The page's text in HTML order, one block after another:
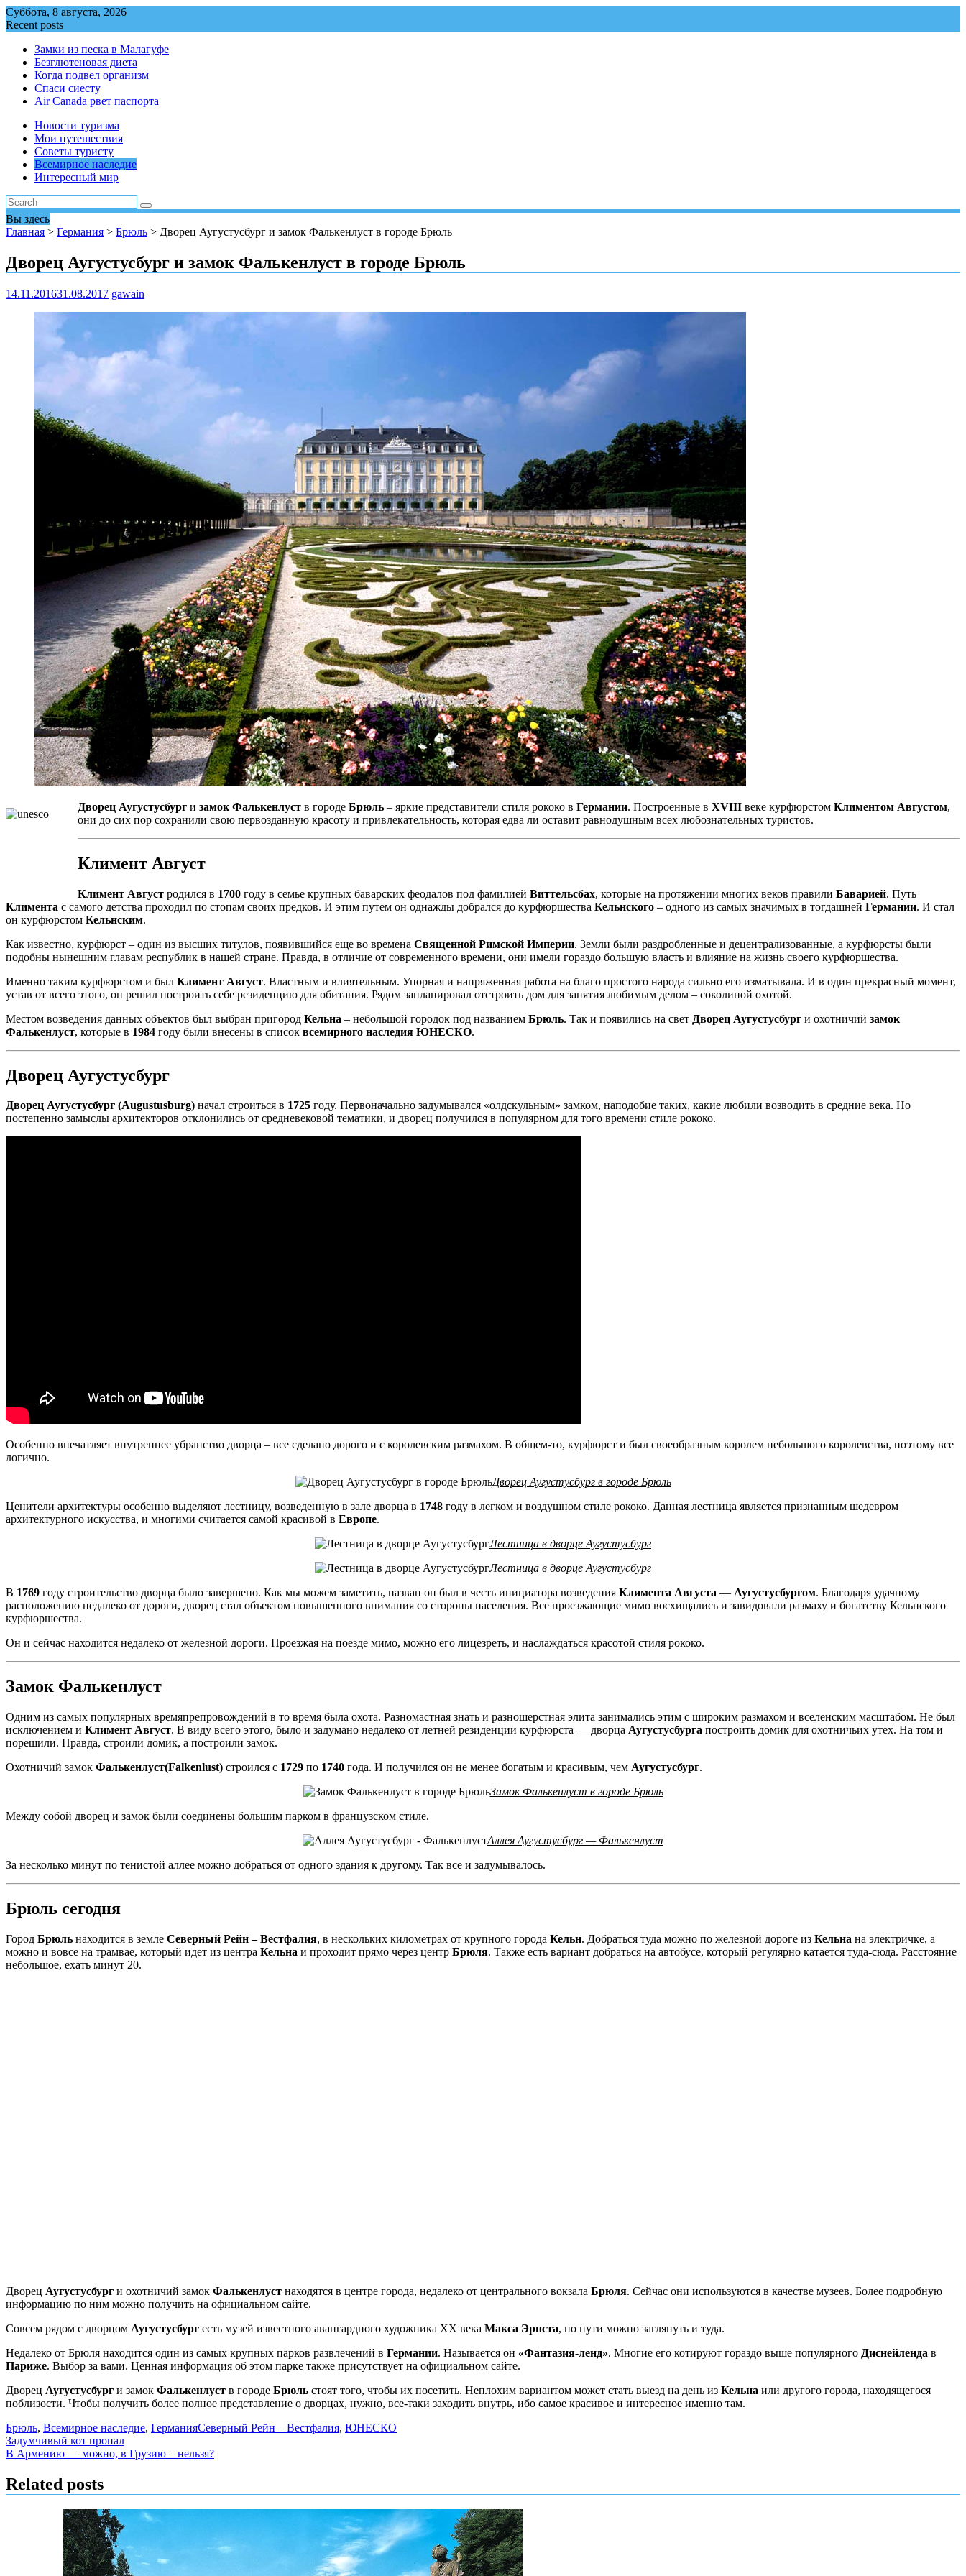
Перейти
к
Суббота, 8 августа, 2026
Recent posts
Замки из песка в Малагуфе
Безглютеновая диета
Когда подвел организм
Спаси сиесту
Air Canada рвет паспорта
Новости туризма
Мои путешествия
Советы туристу
Всемирное наследие
Интересный мир
Вы здесь
Главная > Германия > Брюль > Дворец Аугустусбург и замок Фалькенлуст в городе Брюль
Дворец Аугустусбург и замок Фалькенлуст в городе Брюль
14.11.201631.08.2017 gawain
Дворец Аугустусбург и замок Фалькенлуст в городе Брюль – яркие представители стиля рококо в Германии. Построенные в XVIII веке курфюрстом Климентом Августом,
они до сих пор сохранили свою первозданную красоту и привлекательность, которая едва ли оставит равнодушным всех любознательных туристов.
Климент Август
Климент Август родился в 1700 году в семье крупных баварских феодалов под фамилией Виттельсбах, которые на протяжении многих веков правили Баварией. Путь
Климента с самого детства проходил по стопам своих предков. И этим путем он однажды добрался до курфюршества Кельнского – одного из самых значимых в тогдашней Германии. И стал
он курфюрстом Кельнским.
Как известно, курфюрст – один из высших титулов, появившийся еще во времена Священной Римской Империи. Земли были раздробленные и децентрализованные, а курфюрсты были
подобны нынешним главам республик в нашей стране. Правда, в отличие от современного времени, они имели гораздо большую власть и влияние на жизнь своего курфюршества.
Именно таким курфюрстом и был Климент Август. Властным и влиятельным. Упорная и напряженная работа на благо простого народа сильно его изматывала. И в один прекрасный момент,
устав от всего этого, он решил построить себе резиденцию для обитания. Рядом запланировал отстроить дом для занятия любимым делом – соколиной охотой.
Местом возведения данных объектов был выбран пригород Кельна – небольшой городок под названием Брюль. Так и появились на свет Дворец Аугустусбург и охотничий замок
Фалькенлуст, которые в 1984 году были внесены в список всемирного наследия ЮНЕСКО.
Дворец Аугустусбург
Дворец Аугустусбург (Augustusburg) начал строиться в 1725 году. Первоначально задумывался «олдскульным» замком, наподобие таких, какие любили возводить в средние века. Но
постепенно замыслы архитекторов отклонились от средневековой тематики, и дворец получился в популярном для того времени стиле рококо.
Особенно впечатляет внутреннее убранство дворца – все сделано дорого и с королевским размахом. В общем-то, курфюрст и был своеобразным королем небольшого королевства, поэтому все
логично.
Дворец Аугустусбург в городе Брюль
Ценители архитектуры особенно выделяют лестницу, возведенную в зале дворца в 1748 году в легком и воздушном стиле рококо. Данная лестница является признанным шедевром
архитектурного искусства, и многими считается самой красивой в Европе.
Лестница в дворце Аугустусбург
Лестница в дворце Аугустусбург
В 1769 году строительство дворца было завершено. Как мы можем заметить, назван он был в честь инициатора возведения Климента Августа — Аугустусбургом. Благодаря удачному
расположению недалеко от дороги, дворец стал объектом повышенного внимания со стороны населения. Все проезжающие мимо восхищались и завидовали размаху и богатству Кельнского
курфюршества.
Он и сейчас находится недалеко от железной дороги. Проезжая на поезде мимо, можно его лицезреть, и наслаждаться красотой стиля рококо.
Замок Фалькенлуст
Одним из самых популярных времяпрепровождений в то время была охота. Разномастная знать и разношерстная элита занимались этим с широким размахом и вселенским масштабом. Не был
исключением и Климент Август. В виду всего этого, было и задумано недалеко от летней резиденции курфюрста — дворца Аугустусбурга построить домик для охотничьих утех. На том и
порешили. Правда, строили домик, а построили замок.
Охотничий замок Фалькенлуст(Falkenlust) строился с 1729 по 1740 года. И получился он не менее богатым и красивым, чем Аугустусбург.
Замок Фалькенлуст в городе Брюль
Между собой дворец и замок были соединены большим парком в французском стиле.
Аллея Аугустусбург — Фалькенлуст
За несколько минут по тенистой аллее можно добраться от одного здания к другому. Так все и задумывалось.
Брюль сегодня
Город Брюль находится в земле Северный Рейн – Вестфалия, в нескольких километрах от крупного города Кельн. Добраться туда можно по железной дороге из Кельна на электричке, а
можно и вовсе на трамвае, который идет из центра Кельна и проходит прямо через центр Брюля. Также есть вариант добраться на автобусе, который регулярно катается туда-сюда. Расстояние
небольшое, ехать минут 20.
Дворец Аугустусбург и охотничий замок Фалькенлуст находятся в центре города, недалеко от центрального вокзала Брюля. Сейчас они используются в качестве музеев. Более подробную
информацию по ним можно получить на официальном сайте.
Совсем рядом с дворцом Аугустусбург есть музей известного авангардного художника XX века Макса Эрнста, по пути можно заглянуть и туда.
Недалеко от Брюля находится один из самых крупных парков развлечений в Германии. Называется он «Фантазия-ленд». Многие его котируют гораздо выше популярного Диснейленда в
Париже. Выбор за вами. Ценная информация об этом парке также присутствует на официальном сайте.
Дворец Аугустусбург и замок Фалькенлуст в городе Брюль стоят того, чтобы их посетить. Неплохим вариантом может стать выезд на день из Кельна или другого города, находящегося
поблизости. Чтобы получить более полное представление о дворцах, нужно, все-таки заходить внутрь, ибо самое красивое и интересное именно там.
Брюль, Всемирное наследие, ГерманияСеверный Рейн – Вестфалия, ЮНЕСКО
Навигация
по
записям
Задумчивый кот пропал
В Армению — можно, в Грузию – нельзя?
Related posts